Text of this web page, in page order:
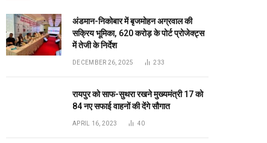
अंडमान-निकोबार में बृजमोहन अग्रवाल की
सक्रिय भूमिका, 620 करोड़ के पोर्ट प्रोजेक्ट्स
में तेजी के निर्देश
DECEMBER 26, 2025 233
रायपुर को साफ-सुथरा रखने मुख्यमंत्री 17 को
84 नए सफाई वाहनों की देंगे सौगात
APRIL 16, 2023 40